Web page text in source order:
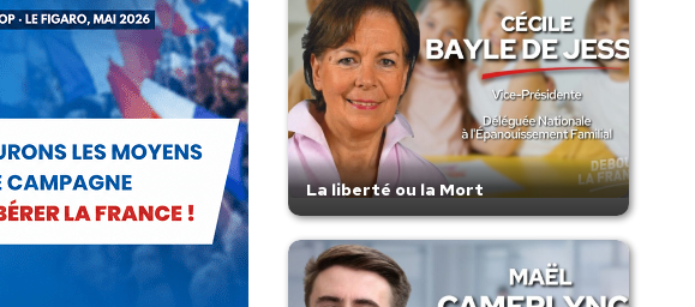
SUIVANT
Terrible
La liberté ou la Mort